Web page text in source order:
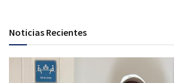
Noticias Recientes